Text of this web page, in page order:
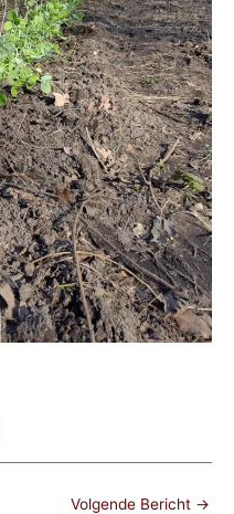
Volgende Bericht →